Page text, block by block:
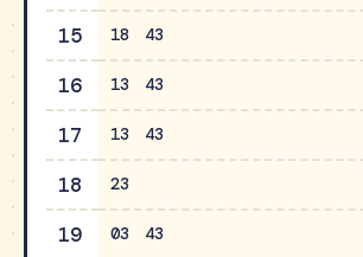
15 18 43
16 13 43
17 13 43
18 23
19 03 43